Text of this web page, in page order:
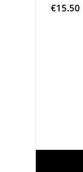
€15.50